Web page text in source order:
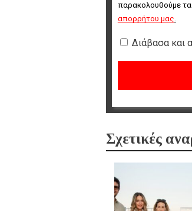
παρακολουθούμε τα
απορρήτου μας.
Διάβασα και
Σχετικές